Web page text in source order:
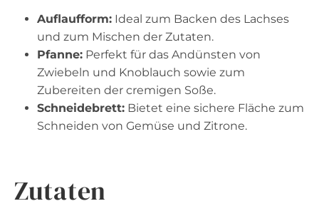
Auflaufform: Ideal zum Backen des Lachses
und zum Mischen der Zutaten.
Pfanne: Perfekt für das Andünsten von
Zwiebeln und Knoblauch sowie zum
Zubereiten der cremigen Soße.
Schneidebrett: Bietet eine sichere Fläche zum
Schneiden von Gemüse und Zitrone.
Zutaten